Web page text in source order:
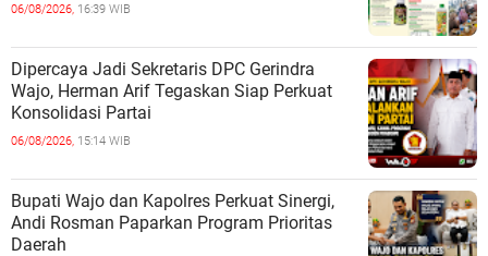
06/08/2026, 16:39 WIB
Dipercaya Jadi Sekretaris DPC Gerindra
Wajo, Herman Arif Tegaskan Siap Perkuat
Konsolidasi Partai
06/08/2026, 15:14 WIB
Bupati Wajo dan Kapolres Perkuat Sinergi,
Andi Rosman Paparkan Program Prioritas
Daerah